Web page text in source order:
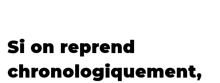
Si on reprend
chronologiquement,